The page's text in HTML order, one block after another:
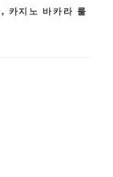
, 카지노 바카라 룰